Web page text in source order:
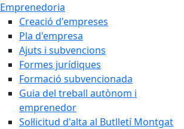
Emprenedoria
Creació d'empreses
Pla d'empresa
Ajuts i subvencions
Formes jurídiques
Formació subvencionada
Guia del treball autònom i
emprenedor
Sol·licitud d'alta al Butlletí Montgat